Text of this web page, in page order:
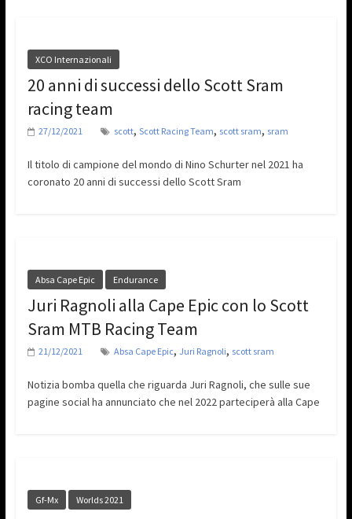
XCO Internazionali
20 anni di successi dello Scott Sram
racing team
27/12/2021 scott, Scott Racing Team, scott sram, sram
Il titolo di campione del mondo di Nino Schurter nel 2021 ha
coronato 20 anni di successi dello Scott Sram
Absa Cape Epic Endurance
Juri Ragnoli alla Cape Epic con lo Scott
Sram MTB Racing Team
21/12/2021 Absa Cape Epic, Juri Ragnoli, scott sram
Notizia bomba quella che riguarda Juri Ragnoli, che sulle sue
pagine social ha annunciato che nel 2022 parteciperà alla Cape
Gf-Mx Worlds 2021